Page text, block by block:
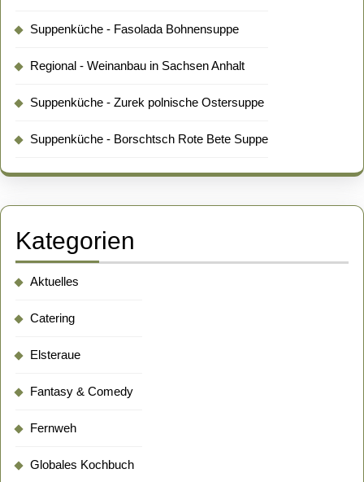
Suppenküche - Fasolada Bohnensuppe
Regional - Weinanbau in Sachsen Anhalt
Suppenküche - Zurek polnische Ostersuppe
Suppenküche - Borschtsch Rote Bete Suppe
Kategorien
Aktuelles
Catering
Elsteraue
Fantasy & Comedy
Fernweh
Globales Kochbuch